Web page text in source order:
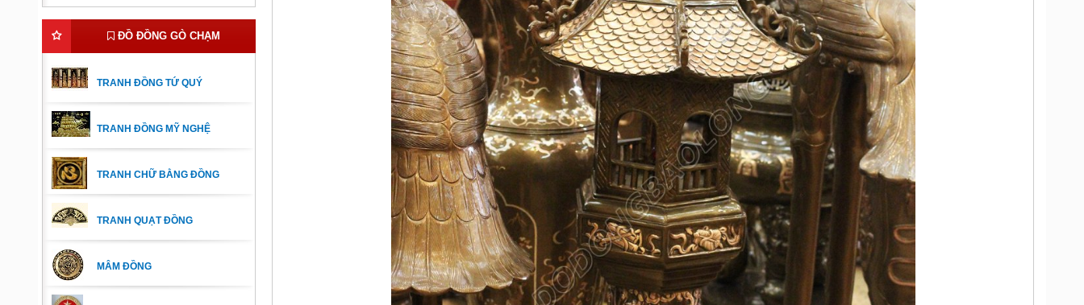
ĐỒ ĐỒNG GÒ CHẠM
TRANH ĐỒNG TỨ QUÝ
TRANH ĐỒNG MỸ NGHỆ
TRANH CHỮ BẰNG ĐỒNG
TRANH QUẠT ĐỒNG
MÂM ĐỒNG